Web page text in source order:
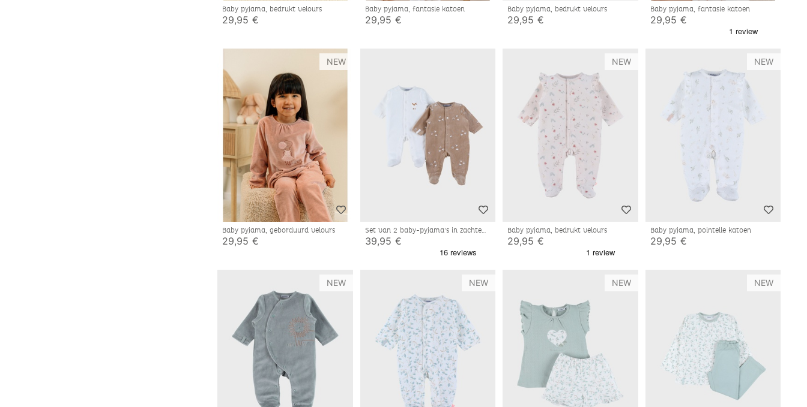
Baby pyjama, bedrukt velours
29,95 €
Baby pyjama, fantasie katoen
29,95 €
Baby pyjama, bedrukt velours
29,95 €
Baby pyjama, fantasie katoen
29,95 €
NEW
Baby pyjama, geborduurd velours
29,95 €
Set van 2 baby-pyjama's in zachte
velours
39,95 €
NEW
Baby pyjama, bedrukt velours
29,95 €
NEW
Baby pyjama, pointelle katoen
29,95 €
NEW NEW NEW NEW